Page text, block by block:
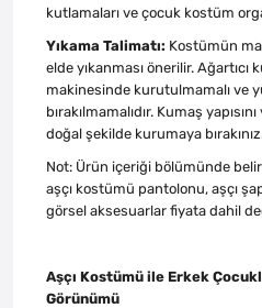
kutlamaları ve çocuk kostüm
Yıkama Talimatı: Kostümün
elde yıkanması önerilir. Ağartıcı
makinesinde kurutulmamalı ve
bırakılmamalıdır. Kumaş
doğal şekilde kurumaya
Not: Ürün içeriği bölümünde
aşçı kostümü pantolonu, aşçı
görsel aksesuarlar fiyata dahil
Aşçı Kostümü ile Erkek
Görünümü